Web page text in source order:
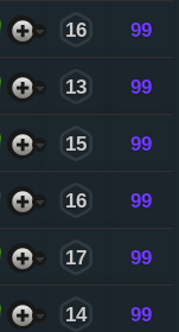
16 99
13 99
15 99
16 99
17 99
14 99